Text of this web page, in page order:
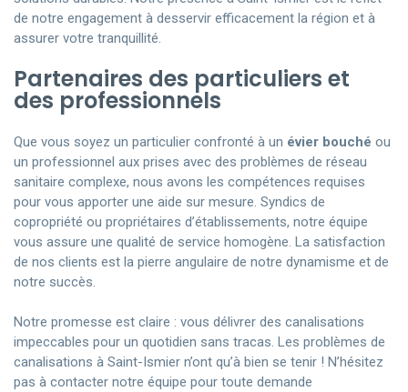
de notre engagement à desservir efficacement la région et à
assurer votre tranquillité.
Partenaires des particuliers et
des professionnels
Que vous soyez un particulier confronté à un évier bouché ou
un professionnel aux prises avec des problèmes de réseau
sanitaire complexe, nous avons les compétences requises
pour vous apporter une aide sur mesure. Syndics de
copropriété ou propriétaires d’établissements, notre équipe
vous assure une qualité de service homogène. La satisfaction
de nos clients est la pierre angulaire de notre dynamisme et de
notre succès.
Notre promesse est claire : vous délivrer des canalisations
impeccables pour un quotidien sans tracas. Les problèmes de
canalisations à Saint-Ismier n’ont qu’à bien se tenir ! N’hésitez
pas à contacter notre équipe pour toute demande